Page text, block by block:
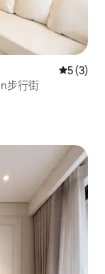
從 3 則評
5 (3)
步行街